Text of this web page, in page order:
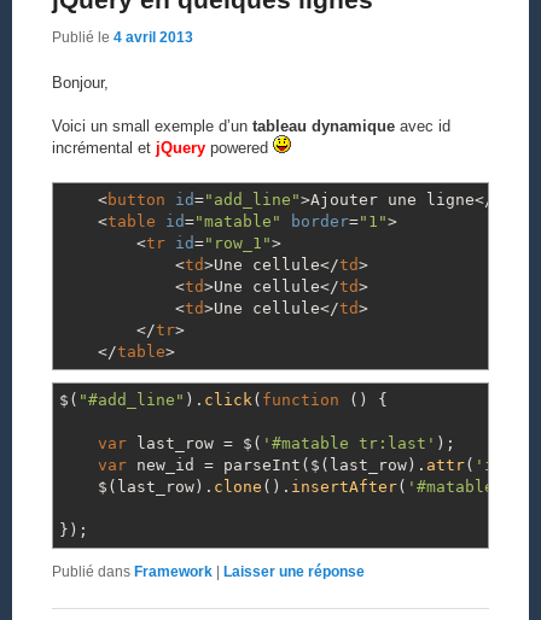
Publié le 4 avril 2013
Bonjour,
Voici un small exemple d’un tableau dynamiqueavec id
incrémental et jQuerypowered
<button id="add_line">Ajouter une ligne</
<table id="matable" border="1">
<tr id="row_1">
<td>Une cellule</td>
<td>Une cellule</td>
<td>Une cellule</td>
</tr>
</table>
$ ( "#add_line" ) . click( function ( ) {
varlast_row =$ ( '#matable tr:last' ) ;
varnew_id =parseInt ( $ ( last_row) . attr( 'id'
$ ( last_row) . clone ( ) . insertAfter( '#matable
} ) ;
Publié dans Framework Laisser une réponse